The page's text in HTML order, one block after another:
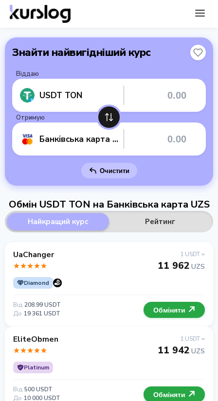
Знайти найвигідніший курс
Віддаю
USDT TON
Отримую
Банківська карта UZS
Очистити
Обмін USDT TON на Банківська карта UZS
Найкращий курс Рейтинг
UaChanger
Diamond
1 USDT =
11 962 UZS
Від 208.99 USDT
До 19 361 USDT Обміняти
EliteObmen
Platinum
1 USDT =
11 942 UZS
Від 500 USDT
До 10 000 USDT Обміняти